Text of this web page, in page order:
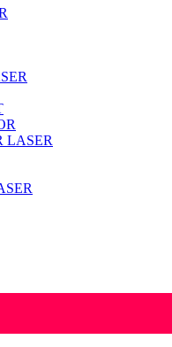
LASER